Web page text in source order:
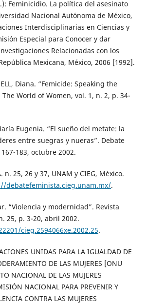
Feminicidio. La política del asesinato
Nacional Autónoma de México,
Interdisciplinarias en Ciencias y
Especial para Conocer y dar
Relacionadas con los
Mexicana, México, 2006 [1992].
Diana. “Femicide: Speaking the
World of Women, vol. 1, n. 2, p. 34-
Eugenia. “El sueño del metate: la
entre suegras y nueras”. Debate
183, octubre 2002.
n. 25, 26 y 37, UNAM y CIEG, México.
debatefeminista.cieg.unam.mx/.
“Violencia y modernidad”. Revista
25, p. 3-20, abril 2002.
cieg.2594066xe.2002.25.
UNIDAS PARA LA IGUALDAD DE
DE LAS MUJERES [ONU
NACIONAL DE LAS MUJERES
NACIONAL PARA PREVENIR Y
CONTRA LAS MUJERES